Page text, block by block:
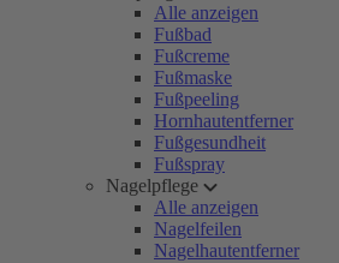
Alle anzeigen
Fußbad
Fußcreme
Fußmaske
Fußpeeling
Hornhautentferner
Fußgesundheit
Fußspray
Nagelpflege
Alle anzeigen
Nagelfeilen
Nagelhautentferner